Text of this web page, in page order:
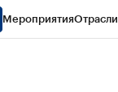
МероприятияОтрасли